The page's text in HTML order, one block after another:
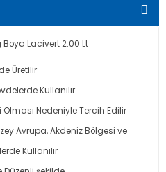
Lacivert 2.00 Lt
Üretilir
Kullanılır
Olması Nedeniyle Tercih Edilir
Avrupa, Akdeniz Bölgesi ve
Kullanılır